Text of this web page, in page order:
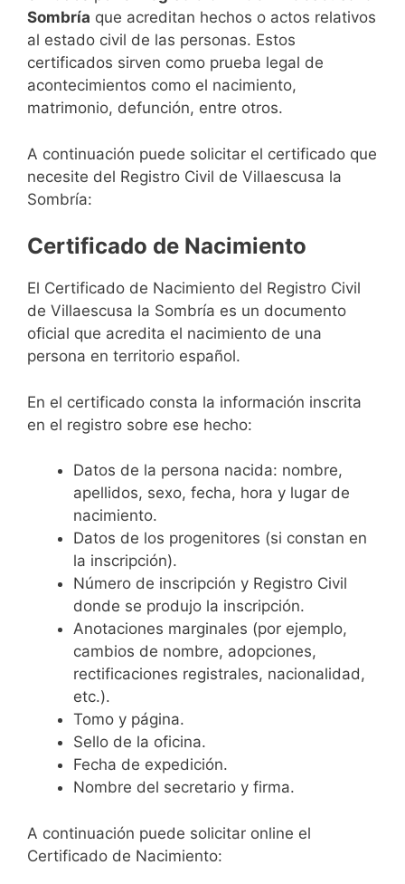
Sombría que acreditan hechos o actos relativos
al estado civil de las personas. Estos
certificados sirven como prueba legal de
acontecimientos como el nacimiento,
matrimonio, defunción, entre otros.
A continuación puede solicitar el certificado que
necesite del Registro Civil de Villaescusa la
Sombría:
Certificado de Nacimiento
El Certificado de Nacimiento del Registro Civil
de Villaescusa la Sombría es un documento
oficial que acredita el nacimiento de una
persona en territorio español.
En el certificado consta la información inscrita
en el registro sobre ese hecho:
Datos de la persona nacida: nombre,
apellidos, sexo, fecha, hora y lugar de
nacimiento.
Datos de los progenitores (si constan en
la inscripción).
Número de inscripción y Registro Civil
donde se produjo la inscripción.
Anotaciones marginales (por ejemplo,
cambios de nombre, adopciones,
rectificaciones registrales, nacionalidad,
etc.).
Tomo y página.
Sello de la oficina.
Fecha de expedición.
Nombre del secretario y firma.
A continuación puede solicitar online el
Certificado de Nacimiento: